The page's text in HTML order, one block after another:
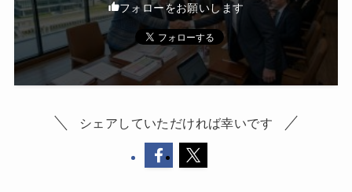
フォローをお願いします
シェアしていただければ幸いです